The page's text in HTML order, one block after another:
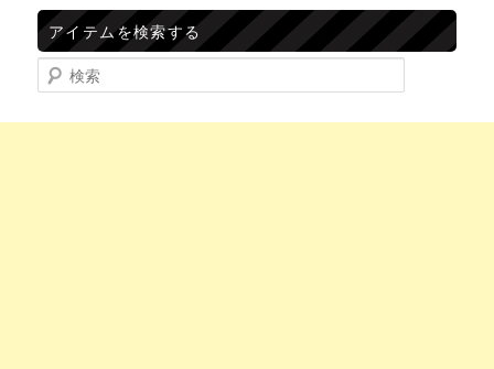
アイテムを検索する
検索